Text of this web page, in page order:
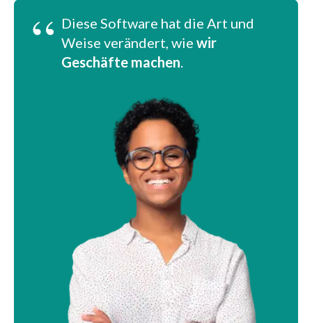
“ Diese Software hat die Art und
Weise verändert, wie wir
Geschäfte machen.